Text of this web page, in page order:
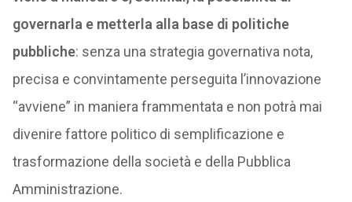
governarla e metterla alla base di politiche
pubbliche: senza una strategia governativa nota,
precisa e convintamente perseguita l’innovazione
“avviene” in maniera frammentata e non potrà mai
divenire fattore politico di semplificazione e
trasformazione della società e della Pubblica
Amministrazione.